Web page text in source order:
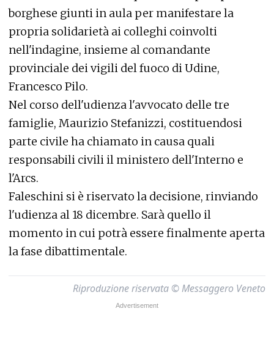
borghese giunti in aula per manifestare la
propria solidarietà ai colleghi coinvolti
nell'indagine, insieme al comandante
provinciale dei vigili del fuoco di Udine,
Francesco Pilo.
Nel corso dell'udienza l'avvocato delle tre
famiglie, Maurizio Stefanizzi, costituendosi
parte civile ha chiamato in causa quali
responsabili civili il ministero dell'Interno e
l'Arcs.
Faleschini si è riservato la decisione, rinviando
l'udienza al 18 dicembre. Sarà quello il
momento in cui potrà essere finalmente aperta
la fase dibattimentale.
Riproduzione riservata © Messaggero Veneto